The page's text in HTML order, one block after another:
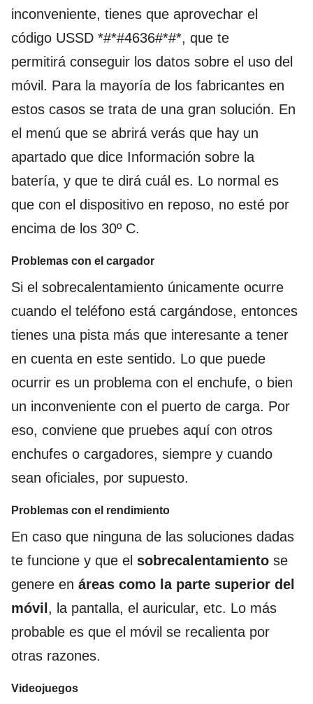
inconveniente, tienes que aprovechar el
código USSD *#*#4636#*#*, que te
permitirá conseguir los datos sobre el uso del
móvil. Para la mayoría de los fabricantes en
estos casos se trata de una gran solución. En
el menú que se abrirá verás que hay un
apartado que dice Información sobre la
batería, y que te dirá cuál es. Lo normal es
que con el dispositivo en reposo, no esté por
encima de los 30º C.
Problemas con el cargador
Si el sobrecalentamiento únicamente ocurre
cuando el teléfono está cargándose, entonces
tienes una pista más que interesante a tener
en cuenta en este sentido. Lo que puede
ocurrir es un problema con el enchufe, o bien
un inconveniente con el puerto de carga. Por
eso, conviene que pruebes aquí con otros
enchufes o cargadores, siempre y cuando
sean oficiales, por supuesto.
Problemas con el rendimiento
En caso que ninguna de las soluciones dadas
te funcione y que el sobrecalentamiento se
genere en áreas como la parte superior del
móvil , la pantalla, el auricular, etc. Lo más
probable es que el móvil se recalienta por
otras razones.
Videojuegos